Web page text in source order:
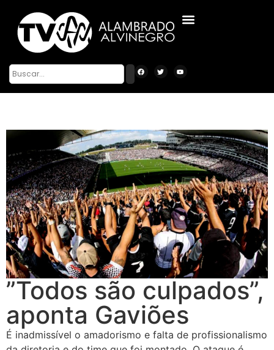
”Todos são culpados”,
aponta Gaviões
É inadmissível o amadorismo e falta de profissionalismo